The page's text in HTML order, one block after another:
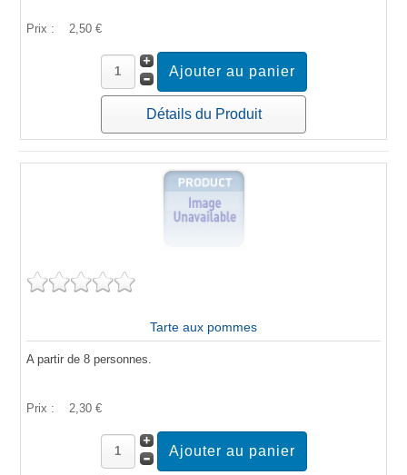
Prix : 2,50 €
Détails du Produit
Tarte aux pommes
A partir de 8 personnes.
Prix : 2,30 €